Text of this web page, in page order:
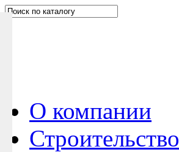
О компании
Строительство